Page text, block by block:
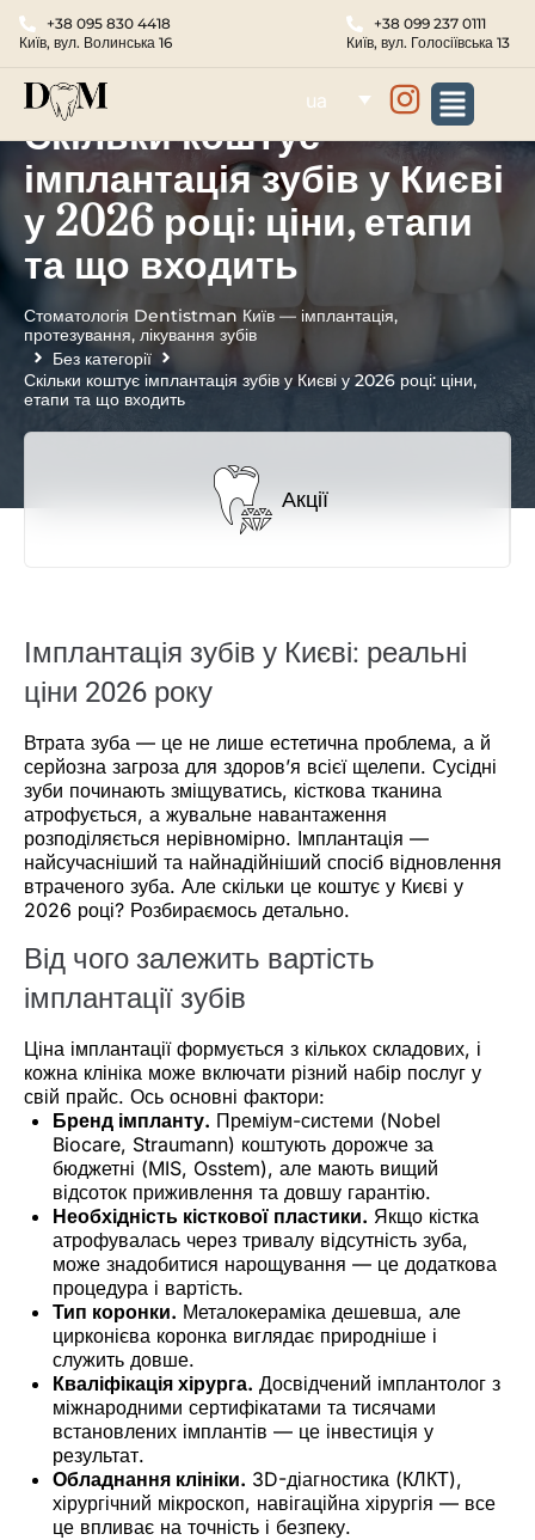
+38 095 830 4418
Київ, вул. Волинська 16
+38 099 237 0111
Київ, вул. Голосіївська 13
ua
Скільки коштує
імплантація зубів у Києві
у 2026 році: ціни, етапи
та що входить
Стоматологія Dentistman Київ — імплантація,
протезування, лікування зубів
Без категорії
Скільки коштує імплантація зубів у Києві у 2026 році: ціни,
етапи та що входить
Акції
Імплантація зубів у Києві: реальні
ціни 2026 року
Втрата зуба — це не лише естетична проблема, а й
серйозна загроза для здоров’я всієї щелепи. Сусідні
зуби починають зміщуватись, кісткова тканина
атрофується, а жувальне навантаження
розподіляється нерівномірно. Імплантація —
найсучасніший та найнадійніший спосіб відновлення
втраченого зуба. Але скільки це коштує у Києві у
2026 році? Розбираємось детально.
Від чого залежить вартість
імплантації зубів
Ціна імплантації формується з кількох складових, і
кожна клініка може включати різний набір послуг у
свій прайс. Ось основні фактори:
Бренд імпланту. Преміум-системи (Nobel
Biocare, Straumann) коштують дорожче за
бюджетні (MIS, Osstem), але мають вищий
відсоток приживлення та довшу гарантію.
Необхідність кісткової пластики. Якщо кістка
атрофувалась через тривалу відсутність зуба,
може знадобитися нарощування — це додаткова
процедура і вартість.
Тип коронки. Металокераміка дешевша, але
цирконієва коронка виглядає природніше і
служить довше.
Кваліфікація хірурга. Досвідчений імплантолог з
міжнародними сертифікатами та тисячами
встановлених імплантів — це інвестиція у
результат.
Обладнання клініки. 3D-діагностика (КЛКТ),
хірургічний мікроскоп, навігаційна хірургія — все
це впливає на точність і безпеку.